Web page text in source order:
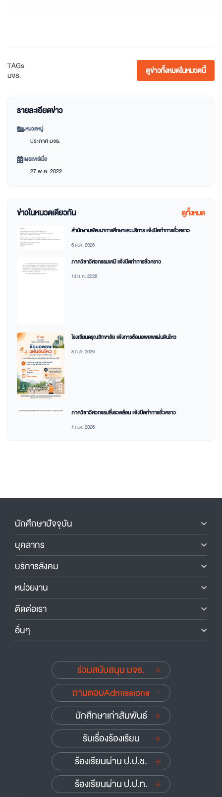
TAGs
มจธ.
ดูข่าวทั้งหมดในหมวดนี้
รายละเอียดข่าว
หมวดหมู่
ประกาศ มจธ.
เผยแพร่เมื่อ
27 พ.ค. 2022
ข่าวในหมวดเดียวกัน ดูทั้งหมด
สำนักงานพัฒนาการศึกษาและบริการ แจ้งปิดทำการชั่วคราว
6 ส.ค. 2026
ภาควิชาวิศวกรรมเคมี แจ้งปิดทำการชั่วคราว
14 ก.ค. 2026
โรงเรียนดรุณสิกขาลัย แจ้งการซ้อมอพยพแผ่นดินไหว
8 ก.ค. 2026
ภาควิชาวิศวกรรมสิ่งแวดล้อม แจ้งปิดทำการชั่วคราว
1 ก.ค. 2026
นักศึกษาปัจจุบัน
บุคลากร
บริการสังคม
หน่วยงาน
ติดต่อเรา
อื่นๆ
ร่วมสนับสนุน มจธ.
ถามตอบAdmissions
นักศึกษาเก่าสัมพันธ์
รับเรื่องร้องเรียน
ร้องเรียนผ่าน ป.ป.ช.
ร้องเรียนผ่าน ป.ป.ท.